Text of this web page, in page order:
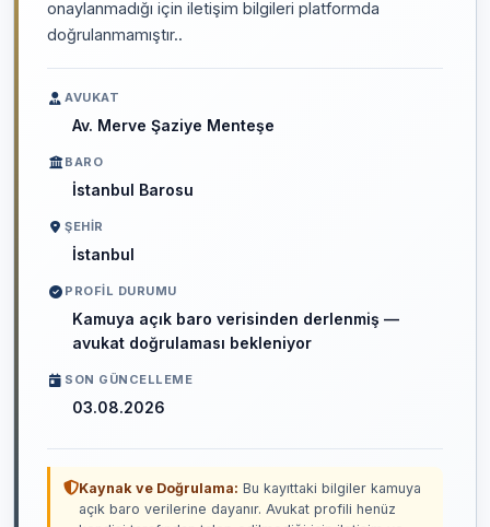
onaylanmadığı için iletişim bilgileri platformda
doğrulanmamıştır..
AVUKAT
Av. Merve Şaziye Menteşe
BARO
İstanbul Barosu
ŞEHIR
İstanbul
PROFIL DURUMU
Kamuya açık baro verisinden derlenmiş —
avukat doğrulaması bekleniyor
SON GÜNCELLEME
03.08.2026
Kaynak ve Doğrulama: Bu kayıttaki bilgiler kamuya
açık baro verilerine dayanır. Avukat profili henüz